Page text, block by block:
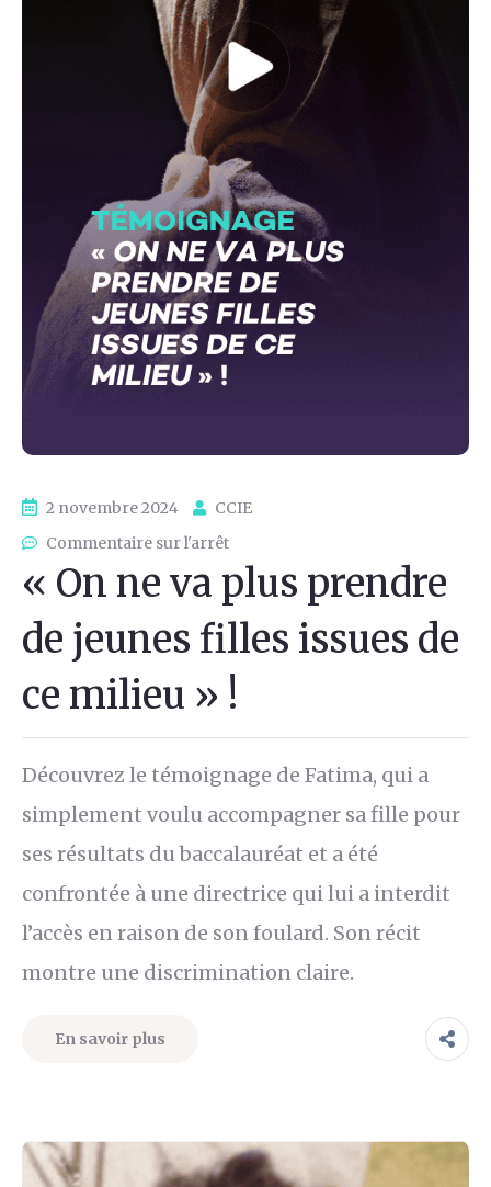
2 novembre 2024
CCIE
Commentaire sur l'arrêt
« On ne va plus prendre
de jeunes filles issues de
ce milieu » !
Découvrez le témoignage de Fatima, qui a
simplement voulu accompagner sa fille pour
ses résultats du baccalauréat et a été
confrontée à une directrice qui lui a interdit
l’accès en raison de son foulard. Son récit
montre une discrimination claire.
En savoir plus